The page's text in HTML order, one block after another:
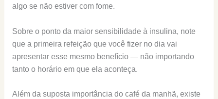
algo se não estiver com fome.
Sobre o ponto da maior sensibilidade à insulina, note
que a primeira refeição que você fizer no dia vai
apresentar esse mesmo benefício — não importando
tanto o horário em que ela aconteça.
Além da suposta importância do café da manhã, existe